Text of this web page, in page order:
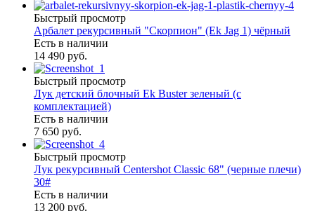
Быстрый просмотр
Арбалет рекурсивный "Скорпион" (Ek Jag 1) чёрный
Есть в наличии
14 490 руб.
Быстрый просмотр
Лук детский блочный Ek Buster зеленый (с
комплектацией)
Есть в наличии
7 650 руб.
Быстрый просмотр
Лук рекурсивный Centershot Classic 68" (черные плечи)
30#
Есть в наличии
13 200 руб.